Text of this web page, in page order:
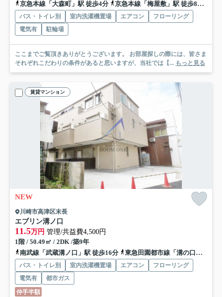
京急本線「大森町」駅 徒歩4分
京急本線「梅屋敷」駅 徒歩8分
バス・トイレ別 室内洗濯機置場 エアコン
フローリング
電気有
駐輪場
ここまでご覧頂きありがとうございます。 お部屋探しの際には、皆さま
それぞれこだわりの条件があると思いますが、当社では【... もっと見る
賃貸マンション
NEW
川崎市高津区末長
エブリン溝ノ口
11.5万円 管理/共益費4,500円
1階 / 50.49㎡ / 2DK /築9年
南武線「武蔵溝ノ口」駅 徒歩16分
東急田園都市線「溝の口」駅 徒歩17分
バス・トイレ別 室内洗濯機置場 エアコン
フローリング
電気有
都市ガス
仲手半額